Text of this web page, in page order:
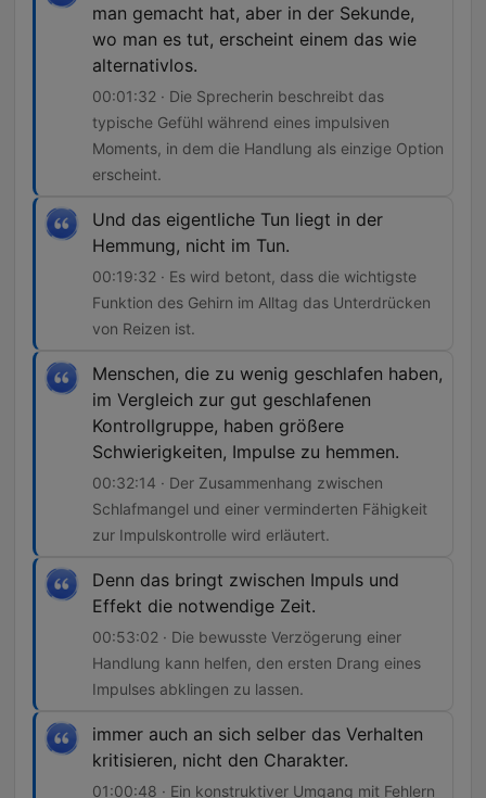
man gemacht hat, aber in der Sekunde,
wo man es tut, erscheint einem das wie
alternativlos.
00:01:32 · Die Sprecherin beschreibt das
typische Gefühl während eines impulsiven
Moments, in dem die Handlung als einzige Option
erscheint.
Und das eigentliche Tun liegt in der
Hemmung, nicht im Tun.
00:19:32 · Es wird betont, dass die wichtigste
Funktion des Gehirn im Alltag das Unterdrücken
von Reizen ist.
Menschen, die zu wenig geschlafen haben,
im Vergleich zur gut geschlafenen
Kontrollgruppe, haben größere
Schwierigkeiten, Impulse zu hemmen.
00:32:14 · Der Zusammenhang zwischen
Schlafmangel und einer verminderten Fähigkeit
zur Impulskontrolle wird erläutert.
Denn das bringt zwischen Impuls und
Effekt die notwendige Zeit.
00:53:02 · Die bewusste Verzögerung einer
Handlung kann helfen, den ersten Drang eines
Impulses abklingen zu lassen.
immer auch an sich selber das Verhalten
kritisieren, nicht den Charakter.
01:00:48 · Ein konstruktiver Umgang mit Fehlern